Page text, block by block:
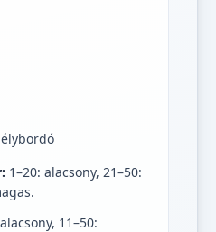
1–20: alacsony, 21–50:
11–50: